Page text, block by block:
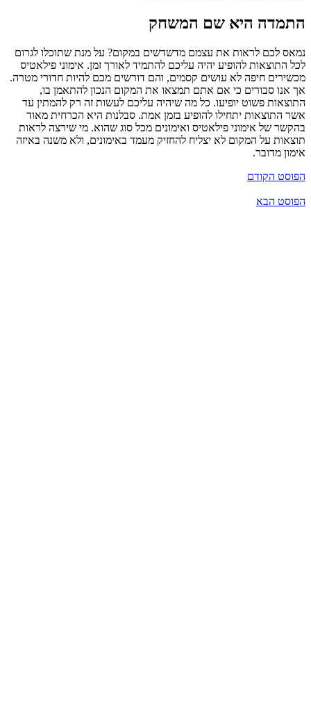
התמדה היא שם המשחק
נמאס לכם לראות את עצמם מדשדשים במקום? על מנת שתוכלו לגרום
לכל התוצאות להופיע יהיה עליכם להתמיד לאורך זמן. אימוני פילאטיס
מכשירים חיפה לא עושים קסמים, והם דורשים מכם להיות חדורי מטרה.
אך אנו סבורים כי אם אתם תמצאו את המקום הנכון להתאמן בו,
התוצאות פשוט יופיעו. כל מה שיהיה עליכם לעשות זה רק להמתין עד
אשר התוצאות יתחילו להופיע בזמן אמת. סבלנות היא הכרחית מאוד
בהקשר של אימוני פילאטיס ואימונים מכל סוג שהוא. מי שירצה לראות
תוצאות על המקום לא יצליח להחזיק מעמד באימונים, ולא משנה באיזה
אימון מדובר.
הפוסט הקודם
הפוסט הבא